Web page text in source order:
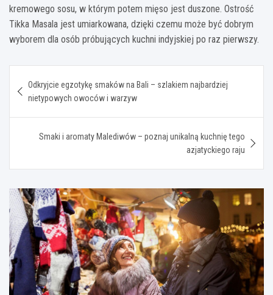
kremowego sosu, w którym potem mięso jest duszone. Ostrość
Tikka Masala jest umiarkowana, dzięki czemu może być dobrym
wyborem dla osób próbujących kuchni indyjskiej po raz pierwszy.
wpisu
Odkryjcie egzotykę smaków na Bali – szlakiem najbardziej
nietypowych owoców i warzyw
Smaki i aromaty Malediwów – poznaj unikalną kuchnię tego
azjatyckiego raju